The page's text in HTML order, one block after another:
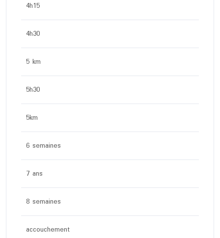
4h15
4h30
5 km
5h30
5km
6 semaines
7 ans
8 semaines
accouchement